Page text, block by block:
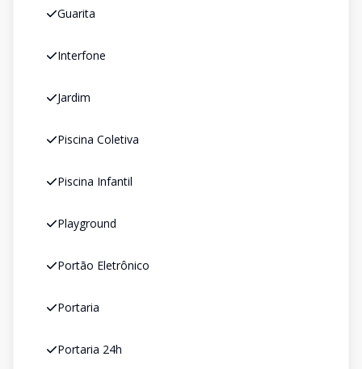
Guarita
Interfone
Jardim
Piscina Coletiva
Piscina Infantil
Playground
Portão Eletrônico
Portaria
Portaria 24h